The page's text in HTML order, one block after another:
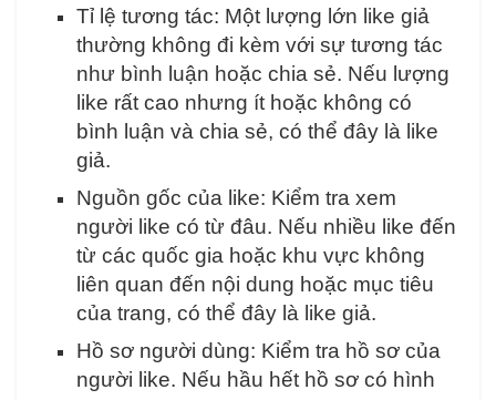
Tỉ lệ tương tác: Một lượng lớn like giả
thường không đi kèm với sự tương tác
như bình luận hoặc chia sẻ. Nếu lượng
like rất cao nhưng ít hoặc không có
bình luận và chia sẻ, có thể đây là like
giả.
Nguồn gốc của like: Kiểm tra xem
người like có từ đâu. Nếu nhiều like đến
từ các quốc gia hoặc khu vực không
liên quan đến nội dung hoặc mục tiêu
của trang, có thể đây là like giả.
Hồ sơ người dùng: Kiểm tra hồ sơ của
người like. Nếu hầu hết hồ sơ có hình